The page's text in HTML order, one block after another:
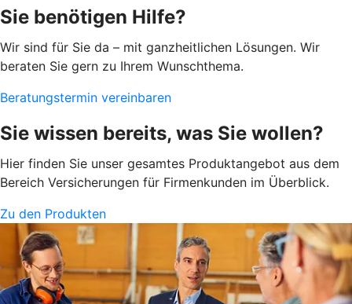
Sie benötigen Hilfe?
Wir sind für Sie da – mit ganzheitlichen Lösungen. Wir
beraten Sie gern zu Ihrem Wunschthema.
Beratungstermin vereinbaren
Sie wissen bereits, was Sie wollen?
Hier finden Sie unser gesamtes Produktangebot aus dem
Bereich Versicherungen für Firmenkunden im Überblick.
Zu den Produkten